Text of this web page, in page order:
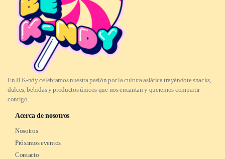
En B K-ndy celebramos nuestra pasión por la cultura asiática trayéndote snacks,
dulces, bebidas y productos únicos que nos encantan y queremos compartir
contigo.
Acerca de nosotros
Nosotros
Próximos eventos
Contacto